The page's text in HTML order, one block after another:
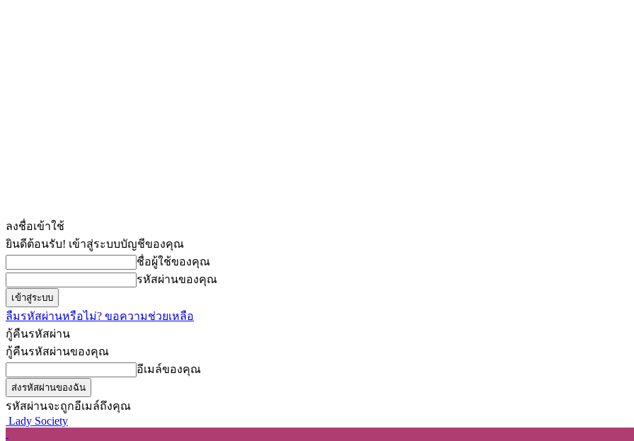
ลงชื่อเข้าใช้
ยินดีต้อนรับ! เข้าสู่ระบบบัญชีของคุณ
ชื่อผู้ใช้ของคุณ
รหัสผ่านของคุณ
ลืมรหัสผ่านหรือไม่? ขอความช่วยเหลือ
กู้คืนรหัสผ่าน
กู้คืนรหัสผ่านของคุณ
อีเมล์ของคุณ
รหัสผ่านจะถูกอีเมล์ถึงคุณ
Lady Society